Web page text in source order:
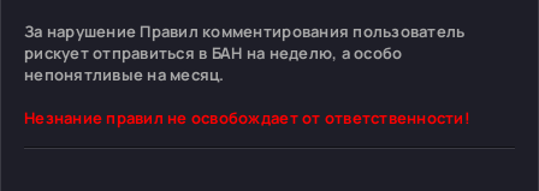
За нарушение Правил комментирования пользователь
рискует отправиться в БАН на неделю, а особо
непонятливые на месяц.
Незнание правил не освобождает от ответственности!